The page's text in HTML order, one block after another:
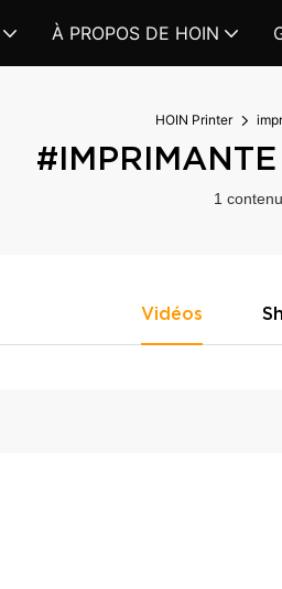
À PROPOS DE HOIN
HOIN Printer
1 contenu
Vidéos